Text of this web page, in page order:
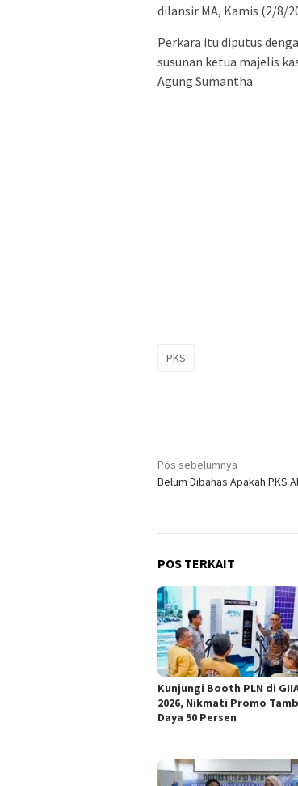
dilansir MA, Kamis (2/8/
Perkara itu diputus
susunan ketua majelis
Agung Sumantha.
PKS
Navigasi
pos
Pos sebelumnya
Belum Dibahas Apakah PKS
POS TERKAIT
Kunjungi Booth PLN di
2026, Nikmati Promo
Daya 50 Persen